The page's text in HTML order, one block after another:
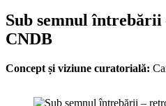
Sub semnul
CNDB
Concept și viziune curatorială: